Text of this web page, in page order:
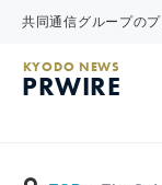
共同通信グループの
KYODO NEWS
PRWIRE